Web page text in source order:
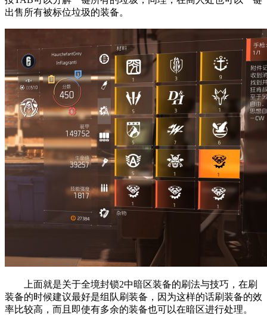
出售所有被标位垃圾的装备。
上面就是关于全境封锁2中暗区装备的刷法与技巧，在刷
装备的时候建议最好是组队刷装备，因为这样的话刷装备的效
率比较高，而且即使有多余的装备也可以在暗区进行处理。